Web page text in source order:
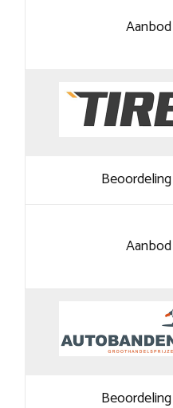
Aanbod
Beoordeling
Aanbod
Beoordeling